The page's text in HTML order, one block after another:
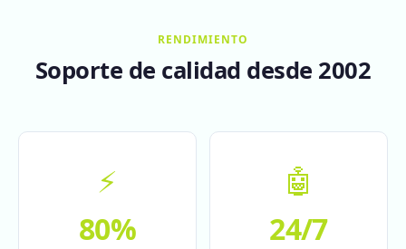
RENDIMIENTO
Soporte de calidad desde 2002
⚡
80%
🤖
24/7